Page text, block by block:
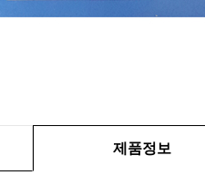
제품정보